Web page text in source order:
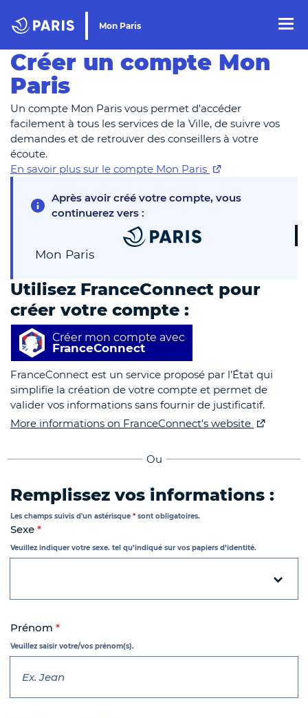
Cookies management panel
Top of the page
Mon Paris
Créer un compte Mon
Paris
Un compte Mon Paris vous permet d'accéder
facilement à tous les services de la Ville, de suivre vos
demandes et de retrouver des conseillers à votre
écoute.
En savoir plus sur le compte Mon Paris
Après avoir créé votre compte, vous
continuerez vers :
Mon Paris
Utilisez FranceConnect pour
créer votre compte :
Créer mon compte avec
FranceConnect
FranceConnect est un service proposé par l’État qui
simplifie la création de votre compte et permet de
valider vos informations sans fournir de justificatif.
More informations on FranceConnect's website
Ou
Remplissez vos informations :
Les champs suivis d'un astérisque * sont obligatoires.
Etat Civil
Sexe *
Veuillez indiquer votre sexe. tel qu’indiqué sur vos papiers d’identité.
Prénom *
Veuillez saisir votre/vos prénom(s).